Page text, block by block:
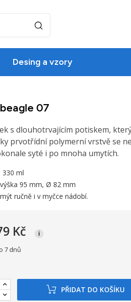
Desing a vzory
07
s dlouhotrvajícím potiskem,
prvotřídní polymerní vrstvě se
syté i po mnoha umytích.
330 ml
výška 95 mm, Ø 82 mm
ručně i v myčce nádobí.
Kč i
7 dnů
PŘIDAT DO KOŠÍKU